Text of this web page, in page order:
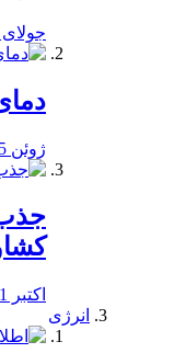
جولای 1, 2020
ژوئن 25, 2020
اکتبر 21, 2019
انرژی